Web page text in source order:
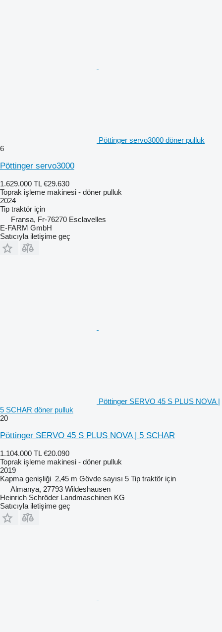
Pöttinger servo3000 döner pulluk
6
Pöttinger servo3000
1.629.000 TL €29.630
Toprak işleme makinesi - döner pulluk
2024
Tip traktör için
Fransa, Fr-76270 Esclavelles
E-FARM GmbH
Satıcıyla iletişime geç
Pöttinger SERVO 45 S PLUS NOVA |
5 SCHAR döner pulluk
20
Pöttinger SERVO 45 S PLUS NOVA | 5 SCHAR
1.104.000 TL €20.090
Toprak işleme makinesi - döner pulluk
2019
Kapma genişliği 2,45 m Gövde sayısı 5 Tip traktör için
Almanya, 27793 Wildeshausen
Heinrich Schröder Landmaschinen KG
Satıcıyla iletişime geç